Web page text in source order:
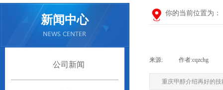
你的当前位置为：
新闻中心
来源: 作者:cqzchg
重庆甲醇介绍再好的
公司新闻